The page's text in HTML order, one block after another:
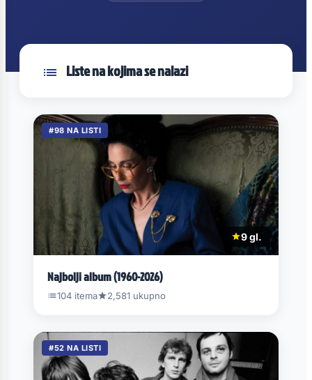
Liste na kojima se nalazi
#98 NA LISTI
9 gl.
Najbolji album (1960-2026)
104 itema 2,581 ukupno
#52 NA LISTI